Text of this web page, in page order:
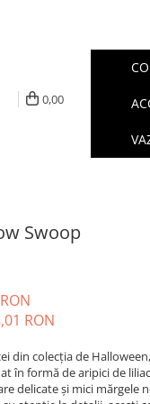
0,00
Swoop
RON
din colecția de
în formă de aripici de
delicate și mici mărgele